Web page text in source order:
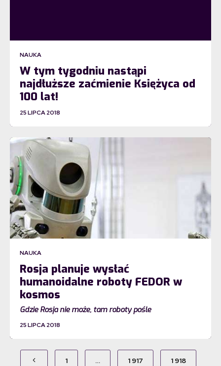
NAUKA
W tym tygodniu nastąpi
najdłuższe zaćmienie Księżyca od
100 lat!
25 LIPCA 2018
NAUKA
Rosja planuje wysłać
humanoidalne roboty FEDOR w
kosmos
Gdzie Rosja nie może, tam roboty pośle
25 LIPCA 2018
1 … 1 917 1 918